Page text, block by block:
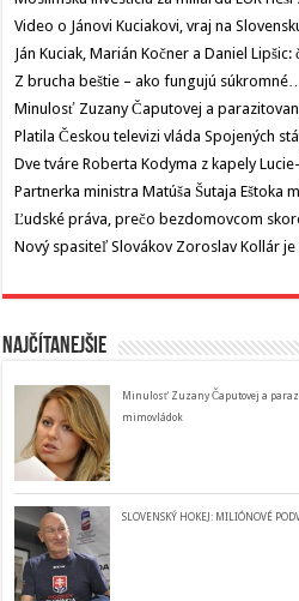
Video o Jánovi Kuciakovi, vraj na
Ján Kuciak, Marián Kočner a Daniel Lipšic:
Z brucha beštie – ako fungujú súkromné…
Minulosť Zuzany Čaputovej a
Platila Českou televizi vláda Spojených
Dve tváre Roberta Kodyma z kapely
Partnerka ministra Matúša Šutaja Eštoka
Ľudské práva, prečo bezdomovcom
Nový spasiteľ Slovákov Zoroslav Kollár je
Najčítanejšie
Minulosť Zuzany Čaputovej a
mimovládok
SLOVENSKÝ HOKEJ: MILIÓNOVÉ